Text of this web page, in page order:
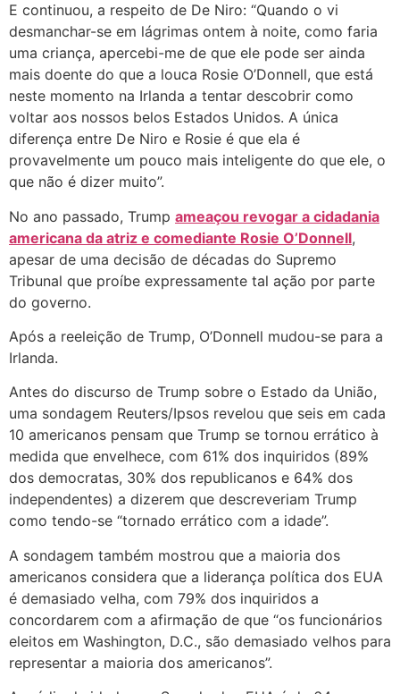
E continuou, a respeito de De Niro: “Quando o vi
desmanchar-se em lágrimas ontem à noite, como faria
uma criança, apercebi-me de que ele pode ser ainda
mais doente do que a louca Rosie O’Donnell, que está
neste momento na Irlanda a tentar descobrir como
voltar aos nossos belos Estados Unidos. A única
diferença entre De Niro e Rosie é que ela é
provavelmente um pouco mais inteligente do que ele, o
que não é dizer muito”.
No ano passado, Trump ameaçou revogar a cidadania
americana da atriz e comediante Rosie O’Donnell,
apesar de uma decisão de décadas do Supremo
Tribunal que proíbe expressamente tal ação por parte
do governo.
Após a reeleição de Trump, O’Donnell mudou-se para a
Irlanda.
Antes do discurso de Trump sobre o Estado da União,
uma sondagem Reuters/Ipsos revelou que seis em cada
10 americanos pensam que Trump se tornou errático à
medida que envelhece, com 61% dos inquiridos (89%
dos democratas, 30% dos republicanos e 64% dos
independentes) a dizerem que descreveriam Trump
como tendo-se “tornado errático com a idade”.
A sondagem também mostrou que a maioria dos
americanos considera que a liderança política dos EUA
é demasiado velha, com 79% dos inquiridos a
concordarem com a afirmação de que “os funcionários
eleitos em Washington, D.C., são demasiado velhos para
representar a maioria dos americanos”.